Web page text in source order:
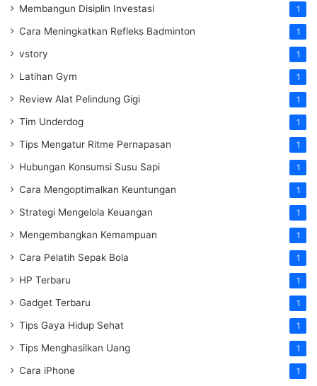
Membangun Disiplin Investasi 1
Cara Meningkatkan Refleks Badminton 1
vstory 1
Latihan Gym 1
Review Alat Pelindung Gigi 1
Tim Underdog 1
Tips Mengatur Ritme Pernapasan 1
Hubungan Konsumsi Susu Sapi 1
Cara Mengoptimalkan Keuntungan 1
Strategi Mengelola Keuangan 1
Mengembangkan Kemampuan 1
Cara Pelatih Sepak Bola 1
HP Terbaru 1
Gadget Terbaru 1
Tips Gaya Hidup Sehat 1
Tips Menghasilkan Uang 1
Cara iPhone 1